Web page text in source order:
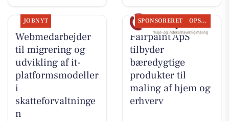
JOBNYT
Webmedarbejder
til migrering og
udvikling af it-
platformsmodeller
i
skatteforvaltninge
n
SPONSORERET OPSLAGSTAVLEN
Fairpaint ApS
tilbyder
bæredygtige
produkter til
maling af hjem og
erhverv